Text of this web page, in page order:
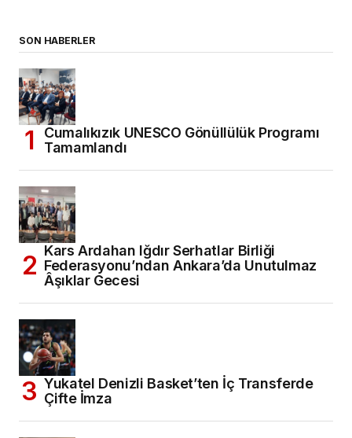
SON HABERLER
Cumalıkızık UNESCO Gönüllülük Programı
Tamamlandı
Kars Ardahan Iğdır Serhatlar Birliği
Federasyonu’ndan Ankara’da Unutulmaz
Âşıklar Gecesi
Yukatel Denizli Basket’ten İç Transferde
Çifte İmza